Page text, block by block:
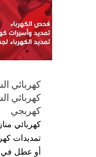
كهربائي
كهربجي
كهربائي
تمديدات
أو عطل في